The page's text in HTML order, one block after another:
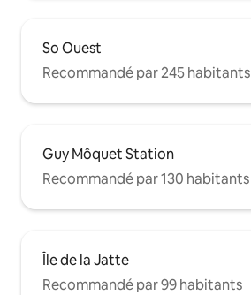
So Ouest
Recommandé par 245 habitants
Guy Môquet Station
Recommandé par 130 habitants
Île de la Jatte
Recommandé par 99 habitants